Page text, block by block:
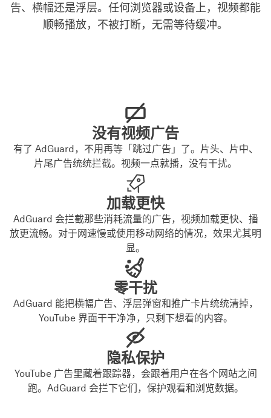
告、横幅还是浮层。任何浏览器或设备上，视频都能
顺畅播放，不被打断，无需等待缓冲。
没有视频广告
有了 AdGuard，不用再等「跳过广告」了。片头、片中、
片尾广告统统拦截。视频一点就播，没有干扰。
加载更快
AdGuard 会拦截那些消耗流量的广告，视频加载更快、播
放更流畅。对于网速慢或使用移动网络的情况，效果尤其明
显。
零干扰
AdGuard 能把横幅广告、浮层弹窗和推广卡片统统清掉，
YouTube 界面干干净净，只剩下想看的内容。
隐私保护
YouTube 广告里藏着跟踪器，会跟着用户在各个网站之间
跑。AdGuard 会拦下它们，保护观看和浏览数据。